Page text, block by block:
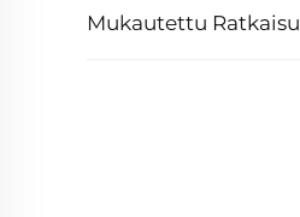
Mukautettu Ratkaisu